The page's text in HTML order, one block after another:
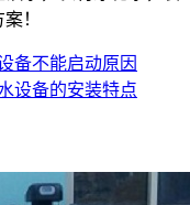
！
备不能启动原因
设备的安装特点